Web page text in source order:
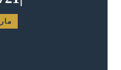
مارس